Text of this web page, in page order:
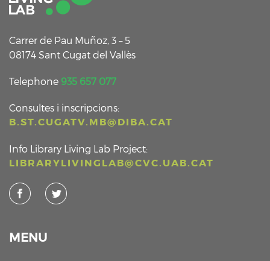
Carrer de Pau Muñoz, 3 – 5
08174 Sant Cugat del Vallès
Telephone 935 657 077
Consultes i inscripcions:
B.ST.CUGATV.MB@DIBA.CAT
Info Library Living Lab Project:
LIBRARYLIVINGLAB@CVC.UAB.CAT
MENU